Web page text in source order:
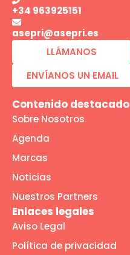
+34 963925151
asepri@asepri.es
LLÁMANOS
ENVÍANOS UN EMAIL
Contenido destacado
Sobre Nosotros
Agenda
Marcas
Noticias
Nuestros Partners
Enlaces legales
Aviso Legal
Política de privacidad